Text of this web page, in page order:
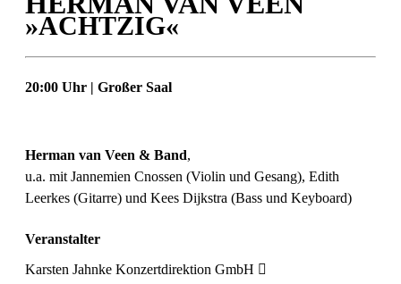
»ACHTZIG«
20:00 Uhr | Großer Saal
Herman van Veen & Band,
u.a. mit Jannemien Cnossen (Violin und Gesang), Edith
Leerkes (Gitarre) und Kees Dijkstra (Bass und Keyboard)
Veranstalter
Karsten Jahnke Konzertdirektion GmbH